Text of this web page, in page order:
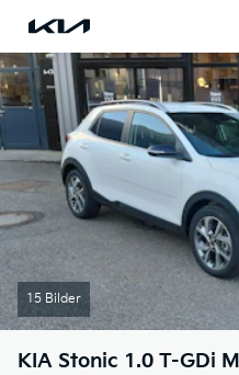
15 Bilder
KIA Stonic 1.0 T-GDi